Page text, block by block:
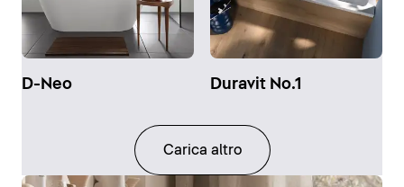
D-Neo Duravit No.1
Carica altro